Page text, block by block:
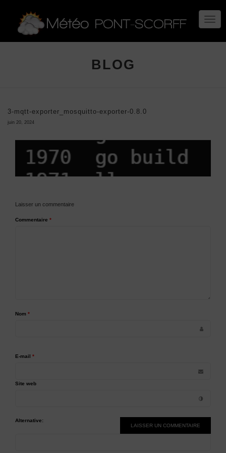
BLOG
3-mqtt-exporter_mosquitto-exporter-0.8.0
juin 20, 2024
Laisser un commentaire
Commentaire *
Nom *
E-mail *
Site web
Alternative: